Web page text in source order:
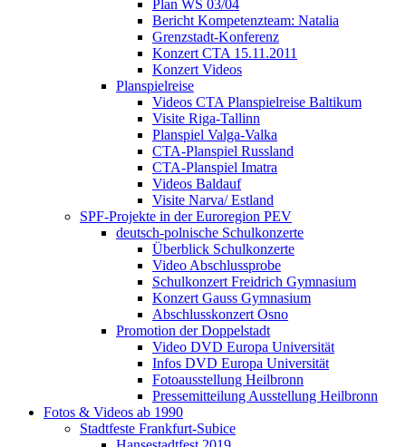
Plan WS 03/04
Bericht Kompetenzteam: Natalia
Grenzstadt-Konferenz
Konzert CTA 15.11.2011
Konzert Videos
Planspielreise
Videos CTA Planspielreise Baltikum
Visite Riga-Tallinn
Planspiel Valga-Valka
CTA-Planspiel Russland
CTA-Planspiel Imatra
Videos Baldauf
Visite Narva/ Estland
SPF-Projekte in der Euroregion PEV
deutsch-polnische Schulkonzerte
Überblick Schulkonzerte
Video Abschlussprobe
Schulkonzert Freidrich Gymnasium
Konzert Gauss Gymnasium
Abschlusskonzert Osno
Promotion der Doppelstadt
Video DVD Europa Universität
Infos DVD Europa Universität
Fotoausstellung Heilbronn
Pressemitteilung Ausstellung Heilbronn
Fotos & Videos ab 1990
Stadtfeste Frankfurt-Subice